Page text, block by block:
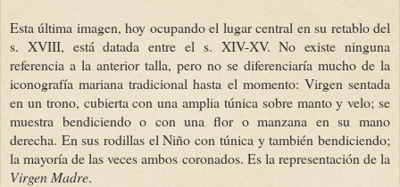
Esta última imagen, hoy ocupando el lugar central en su retablo del
s. XVIII, está datada entre el s. XIV-XV. No existe ninguna
referencia a la anterior talla, pero no se diferenciaría mucho de la
iconografía mariana tradicional hasta el momento: Virgen sentada
en un trono, cubierta con una amplia túnica sobre manto y velo; se
muestra bendiciendo o con una flor o manzana en su mano
derecha. En sus rodillas el Niño con túnica y también bendiciendo;
la mayoría de las veces ambos coronados. Es la representación de la
Virgen Madre.